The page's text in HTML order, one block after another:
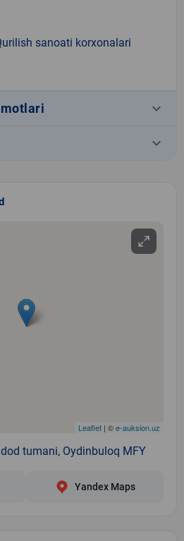
sanoati korxonalari
keyboard_arrow_down
keyboard_arrow_down
Leaflet | ©e-auksion.uz
tumani, Oydinbuloq MFY
Yandex Maps